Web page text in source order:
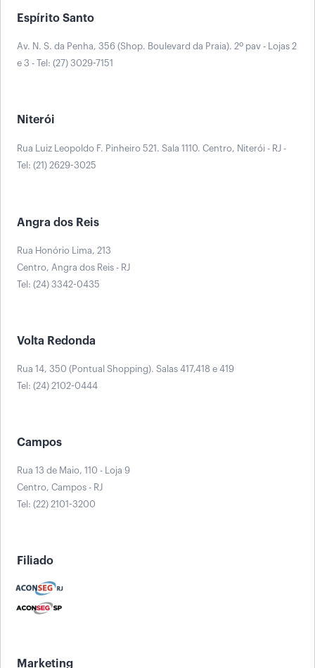
Espírito Santo
Av. N. S. da Penha, 356 (Shop. Boulevard da Praia). 2º pav - Lojas 2
e 3 - Tel: (27) 3029-7151
Niterói
Rua Luiz Leopoldo F. Pinheiro 521. Sala 1110. Centro, Niterói - RJ -
Tel: (21) 2629-3025
Angra dos Reis
Rua Honório Lima, 213
Centro, Angra dos Reis - RJ
Tel: (24) 3342-0435
Volta Redonda
Rua 14, 350 (Pontual Shopping). Salas 417,418 e 419
Tel: (24) 2102-0444
Campos
Rua 13 de Maio, 110 - Loja 9
Centro, Campos - RJ
Tel: (22) 2101-3200
Filiado
Marketing